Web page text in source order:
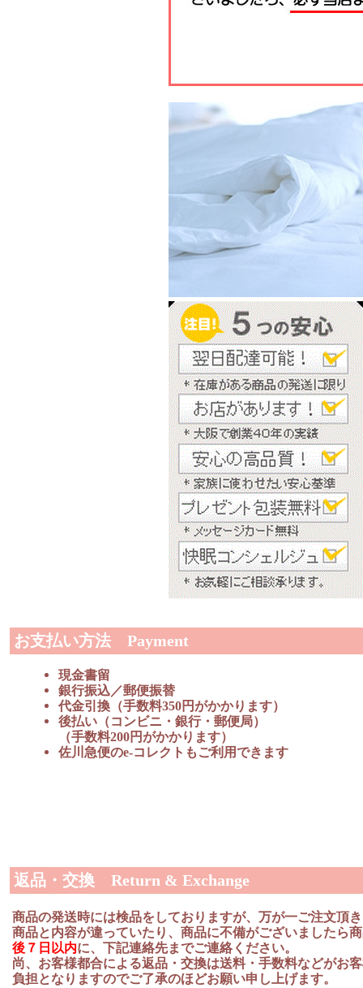
お支払い方法 Payment
現金書留
銀行振込／郵便振替
代金引換（手数料350円がかかります）
後払い（コンビニ・銀行・郵便局）
（手数料200円がかかります）
佐川急便のe-コレクトもご利用できます
返品・交換 Return & Exchange
商品の発送時には検品をしておりますが、万が一ご注文頂
商品と内容が違っていたり、商品に不備がございましたら
後７日以内に、下記連絡先までご連絡ください。
尚、お客様都合による返品・交換は送料・手数料などがお
負担となりますのでご了承のほどお願い申し上げます。